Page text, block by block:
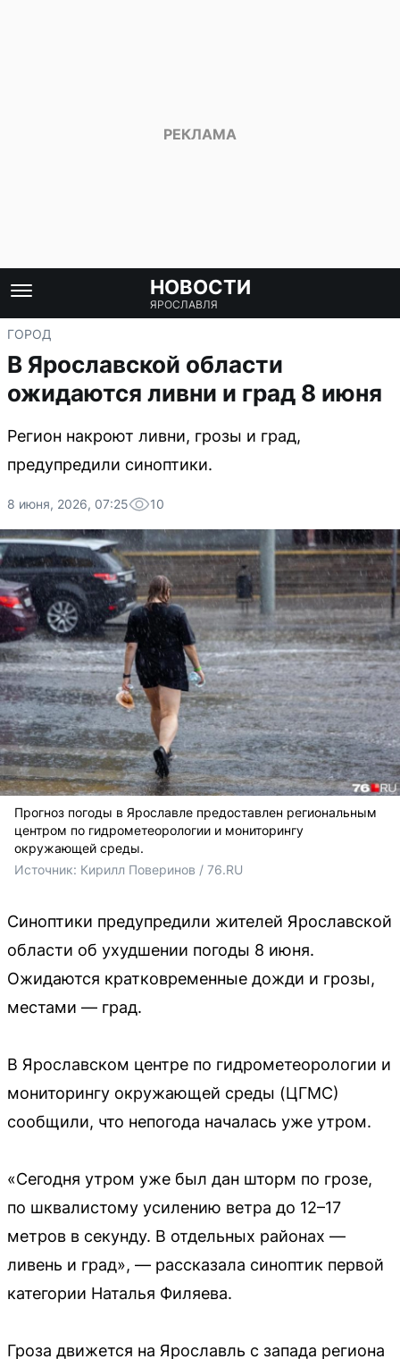
НОВОСТИ
ЯРОСЛАВЛЯ
ГОРОД
В Ярославской области
ожидаются ливни и град 8 июня
Регион накроют ливни, грозы и град,
предупредили синоптики.
8 июня, 2026, 07:25 10
Прогноз погоды в Ярославле предоставлен региональным
центром по гидрометеорологии и мониторингу
окружающей среды.
Источник: Кирилл Поверинов / 76.RU
Синоптики предупредили жителей Ярославской
области об ухудшении погоды 8 июня.
Ожидаются кратковременные дожди и грозы,
местами — град.
В Ярославском центре по гидрометеорологии и
мониторингу окружающей среды (ЦГМС)
сообщили, что непогода началась уже утром.
«Сегодня утром уже был дан шторм по грозе,
по шквалистому усилению ветра до 12–17
метров в секунду. В отдельных районах —
ливень и град», — рассказала синоптик первой
категории Наталья Филяева.
Гроза движется на Ярославль с запада региона